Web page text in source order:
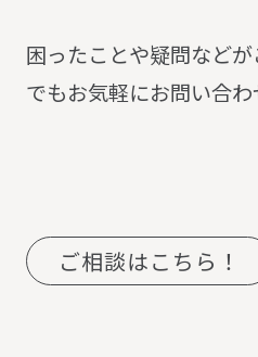
困ったことや疑問など
でもお気軽にお問い合わ
ご相談はこちら！